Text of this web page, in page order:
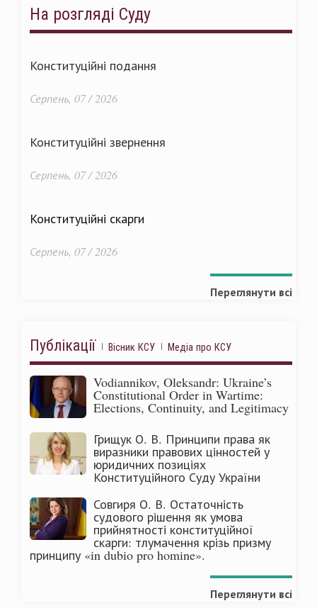
На розгляді Суду
Конституційні подання
Серпень, 07 / 2026
Конституційні звернення
Серпень, 07 / 2026
Конституційні скарги
Серпень, 07 / 2026
Переглянути всі
Публікації Вісник КСУ Медіа про КСУ
Vodiannikov, Oleksandr: Ukraine’s
Constitutional Order in Wartime:
Elections, Continuity, and Legitimacy
Грищук О. В. Принципи права як
виразники правових цінностей у
юридичних позиціях
Конституційного Суду України
Совгиря О. В. Остаточність
судового рішення як умова
прийнятності конституційної
скарги: тлумачення крізь призму
принципу «in dubio pro homine».
Переглянути всі